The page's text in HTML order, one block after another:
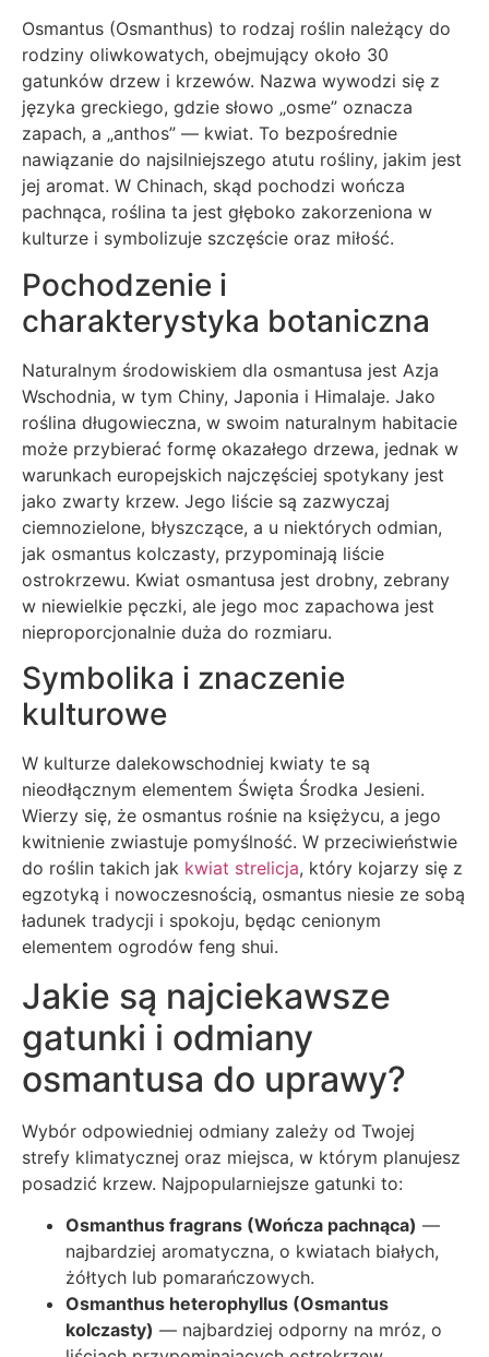
Osmantus (Osmanthus) to rodzaj roślin należący do
rodziny oliwkowatych, obejmujący około 30
gatunków drzew i krzewów. Nazwa wywodzi się z
języka greckiego, gdzie słowo „osme” oznacza
zapach, a „anthos” — kwiat. To bezpośrednie
nawiązanie do najsilniejszego atutu rośliny, jakim jest
jej aromat. W Chinach, skąd pochodzi wończa
pachnąca, roślina ta jest głęboko zakorzeniona w
kulturze i symbolizuje szczęście oraz miłość.
Pochodzenie i
charakterystyka botaniczna
Naturalnym środowiskiem dla osmantusa jest Azja
Wschodnia, w tym Chiny, Japonia i Himalaje. Jako
roślina długowieczna, w swoim naturalnym habitacie
może przybierać formę okazałego drzewa, jednak w
warunkach europejskich najczęściej spotykany jest
jako zwarty krzew. Jego liście są zazwyczaj
ciemnozielone, błyszczące, a u niektórych odmian,
jak osmantus kolczasty, przypominają liście
ostrokrzewu. Kwiat osmantusa jest drobny, zebrany
w niewielkie pęczki, ale jego moc zapachowa jest
nieproporcjonalnie duża do rozmiaru.
Symbolika i znaczenie
kulturowe
W kulturze dalekowschodniej kwiaty te są
nieodłącznym elementem Święta Środka Jesieni.
Wierzy się, że osmantus rośnie na księżycu, a jego
kwitnienie zwiastuje pomyślność. W przeciwieństwie
do roślin takich jak kwiat strelicja, który kojarzy się z
egzotyką i nowoczesnością, osmantus niesie ze sobą
ładunek tradycji i spokoju, będąc cenionym
elementem ogrodów feng shui.
Jakie są najciekawsze
gatunki i odmiany
osmantusa do uprawy?
Wybór odpowiedniej odmiany zależy od Twojej
strefy klimatycznej oraz miejsca, w którym planujesz
posadzić krzew. Najpopularniejsze gatunki to:
Osmanthus fragrans (Wończa pachnąca) —
najbardziej aromatyczna, o kwiatach białych,
żółtych lub pomarańczowych.
Osmanthus heterophyllus (Osmantus
kolczasty) — najbardziej odporny na mróz, o